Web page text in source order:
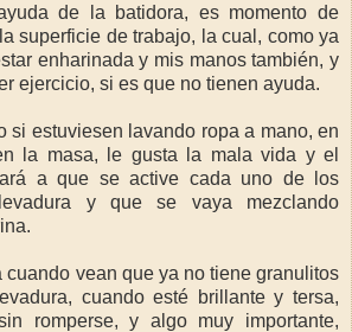
de la batidora, es momento de
superficie de trabajo, la cual, como ya
enharinada y mis manos también, y
ejercicio, si es que no tienen ayuda.
si estuviesen lavando ropa a mano, en
la masa, le gusta la mala vida y el
a que se active cada uno de los
y que se vaya mezclando
cuando vean que ya no tiene granulitos
cuando esté brillante y tersa,
romperse, y algo muy importante,